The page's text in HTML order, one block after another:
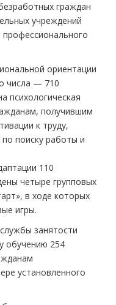
граждан
учреждений
ориентации
числа — 710
психологическая
получившим
к труду,
поиску работы и
110
четыре групповых
в ходе которых
игры.
занятости
обучению 254
установленного